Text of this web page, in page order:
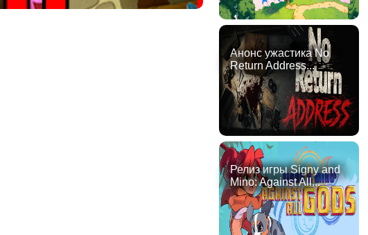
Анонс ужастика No
Return Address...
Релиз игры Signy and
Mino: Against All...